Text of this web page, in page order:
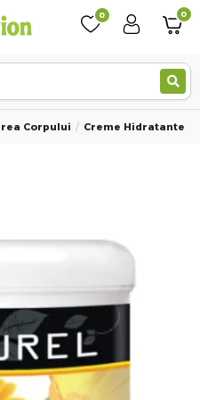
0 0
Corpului Creme Hidratante